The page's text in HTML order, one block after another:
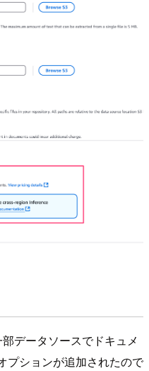
データソースでドキュメ
プションが追加されたので